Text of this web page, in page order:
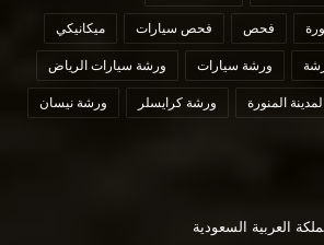
فحص فحص سيارات ميكانيكي
ورشة سيارات ورشة سيارات الرياض
المنورة ورشة كرايسلر ورشة نيسان
العربية السعودية